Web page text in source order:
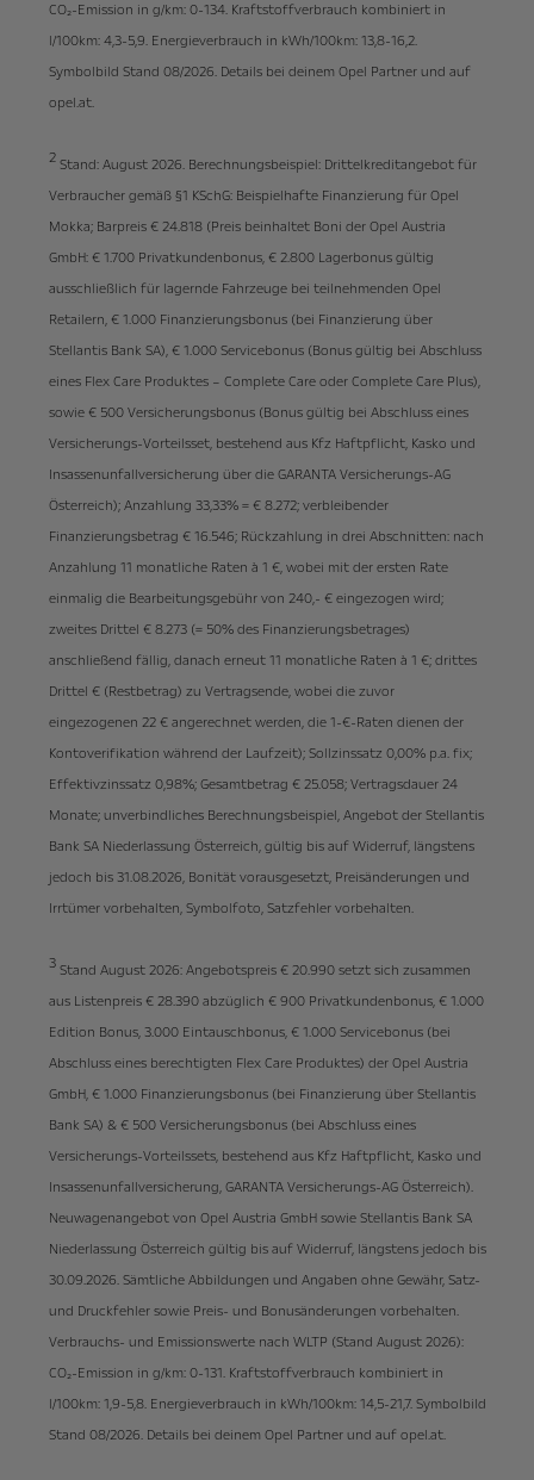
CO₂-Emission in g/km: 0-134. Kraftstoffverbrauch kombiniert in
l/100km: 4,3-5,9. Energieverbrauch in kWh/100km: 13,8-16,2.
Symbolbild Stand 08/2026. Details bei deinem Opel Partner und auf
opel.at.
2 Stand: August 2026. Berechnungsbeispiel: Drittelkreditangebot für
Verbraucher gemäß §1 KSchG: Beispielhafte Finanzierung für Opel
Mokka; Barpreis € 24.818 (Preis beinhaltet Boni der Opel Austria
GmbH: € 1.700 Privatkundenbonus, € 2.800 Lagerbonus gültig
ausschließlich für lagernde Fahrzeuge bei teilnehmenden Opel
Retailern, € 1.000 Finanzierungsbonus (bei Finanzierung über
Stellantis Bank SA), € 1.000 Servicebonus (Bonus gültig bei Abschluss
eines Flex Care Produktes – Complete Care oder Complete Care Plus),
sowie € 500 Versicherungsbonus (Bonus gültig bei Abschluss eines
Versicherungs-Vorteilsset, bestehend aus Kfz Haftpflicht, Kasko und
Insassenunfallversicherung über die GARANTA Versicherungs-AG
Österreich); Anzahlung 33,33% = € 8.272; verbleibender
Finanzierungsbetrag € 16.546; Rückzahlung in drei Abschnitten: nach
Anzahlung 11 monatliche Raten à 1 €, wobei mit der ersten Rate
einmalig die Bearbeitungsgebühr von 240,- € eingezogen wird;
zweites Drittel € 8.273 (= 50% des Finanzierungsbetrages)
anschließend fällig, danach erneut 11 monatliche Raten à 1 €; drittes
Drittel € (Restbetrag) zu Vertragsende, wobei die zuvor
eingezogenen 22 € angerechnet werden, die 1-€-Raten dienen der
Kontoverifikation während der Laufzeit); Sollzinssatz 0,00% p.a. fix;
Effektivzinssatz 0,98%; Gesamtbetrag € 25.058; Vertragsdauer 24
Monate; unverbindliches Berechnungsbeispiel, Angebot der Stellantis
Bank SA Niederlassung Österreich, gültig bis auf Widerruf, längstens
jedoch bis 31.08.2026, Bonität vorausgesetzt, Preisänderungen und
Irrtümer vorbehalten, Symbolfoto, Satzfehler vorbehalten.
3Stand August 2026: Angebotspreis € 20.990 setzt sich zusammen
aus Listenpreis € 28.390 abzüglich € 900 Privatkundenbonus, € 1.000
Edition Bonus, 3.000 Eintauschbonus, € 1.000 Servicebonus (bei
Abschluss eines berechtigten Flex Care Produktes) der Opel Austria
GmbH, € 1.000 Finanzierungsbonus (bei Finanzierung über Stellantis
Bank SA) & € 500 Versicherungsbonus (bei Abschluss eines
Versicherungs-Vorteilssets, bestehend aus Kfz Haftpflicht, Kasko und
Insassenunfallversicherung, GARANTA Versicherungs-AG Österreich).
Neuwagenangebot von Opel Austria GmbH sowie Stellantis Bank SA
Niederlassung Österreich gültig bis auf Widerruf, längstens jedoch bis
30.09.2026. Sämtliche Abbildungen und Angaben ohne Gewähr, Satz-
und Druckfehler sowie Preis- und Bonusänderungen vorbehalten.
Verbrauchs- und Emissionswerte nach WLTP (Stand August 2026):
CO₂-Emission in g/km: 0-131. Kraftstoffverbrauch kombiniert in
l/100km: 1,9-5,8. Energieverbrauch in kWh/100km: 14,5-21,7. Symbolbild
Stand 08/2026. Details bei deinem Opel Partner und auf opel.at.